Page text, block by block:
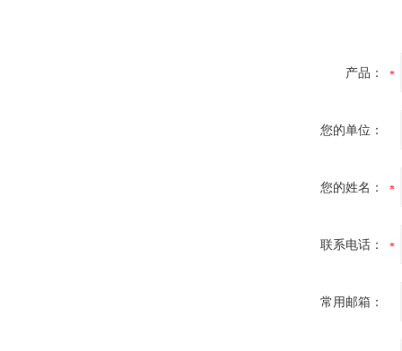
产品：
您的单位：
您的姓名：
联系电话：
常用邮箱：